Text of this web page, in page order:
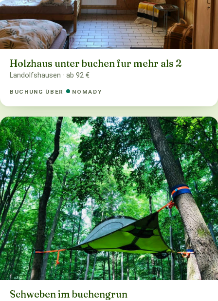
Holzhaus unter buchen fur mehr als 2
Landolfshausen · ab 92 €
BUCHUNG ÜBER NOMADY
Schweben im buchengrun